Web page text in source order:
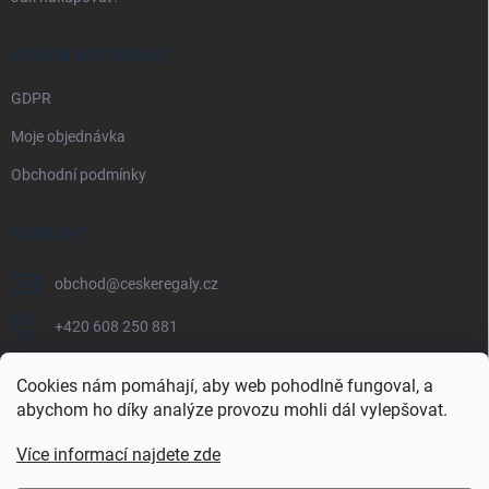
Cookies nám pomáhají, aby web pohodlně fungoval, a
abychom ho díky analýze provozu mohli dál vylepšovat.
Více informací najdete zde
PRÁVNÍ INFORMACE
GDPR
Moje objednávka
Obchodní podmínky
KONTAKT
obchod@ceskeregaly.cz
+420 608 250 881